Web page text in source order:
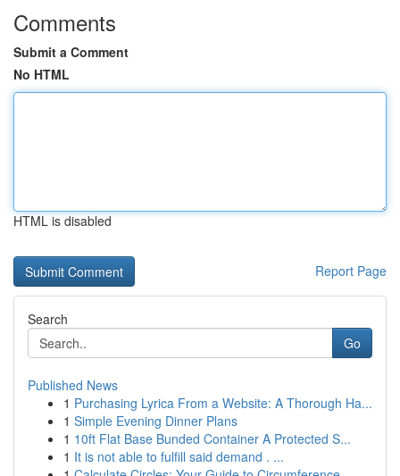
Comments
Submit a Comment
No HTML
HTML is disabled
Report Page
Search
Go
Published News
1 Purchasing Lyrica From a Website: A Thorough Ha...
1 Simple Evening Dinner Plans
1 10ft Flat Base Bunded Container A Protected S...
1 It is not able to fulfill said demand . ...